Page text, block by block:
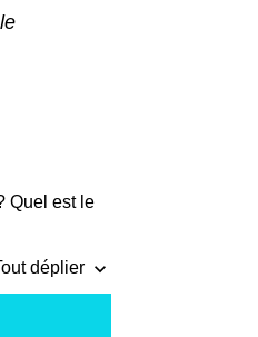
Quel est le
déplier keyboard_arrow_down